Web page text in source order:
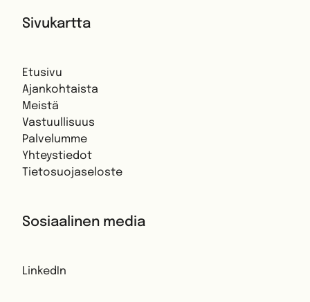
Sivukartta
Etusivu
Ajankohtaista
Meistä
Vastuullisuus
Palvelumme
Yhteystiedot
Tietosuojaseloste
Sosiaalinen media
LinkedIn